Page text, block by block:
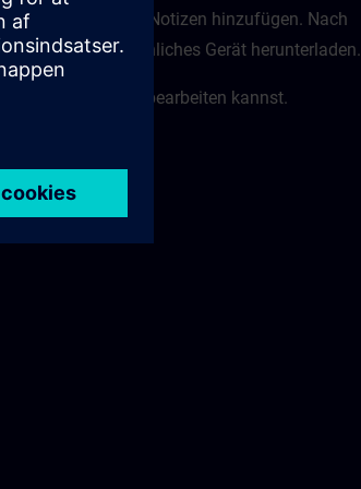
eigene Notizen hinzufügen. Nach
auf dein persönliches Gerät herunterladen.
Kursmaterial bearbeiten kannst.